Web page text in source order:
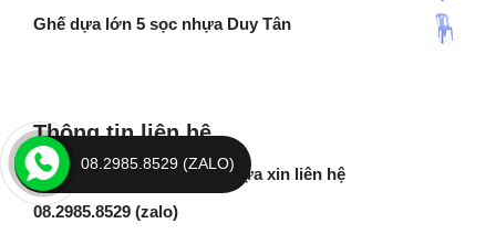
Ghế dựa lớn 5 sọc nhựa Duy Tân
Thông tin liên hệ
Mua Thùng Nhựa, Khay nhựa xin liên hệ
08.2985.8529 (zalo)
08.2985.8529 (ZALO)